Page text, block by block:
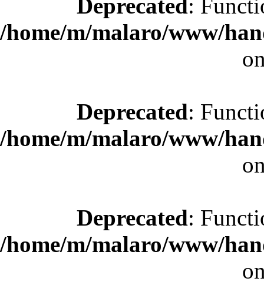
Deprecated:
/home/m/malaro/www/
Deprecated:
/home/m/malaro/www/
Deprecated:
/home/m/malaro/www/